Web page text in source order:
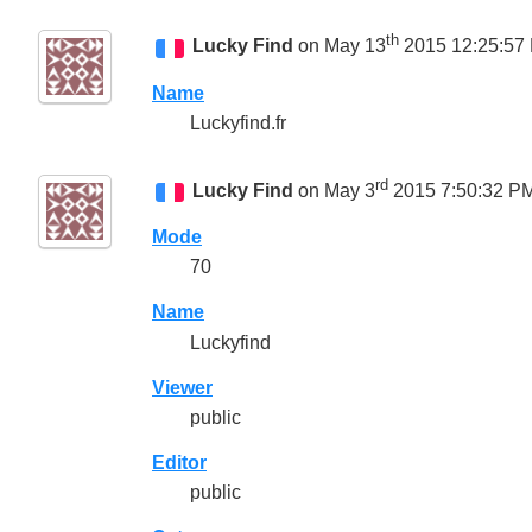
Lucky Find on May 13th 2015 12:25:57
Name
Luckyfind.fr
Lucky Find on May 3rd 2015 7:50:32
Mode
70
Name
Luckyfind
Viewer
public
Editor
public